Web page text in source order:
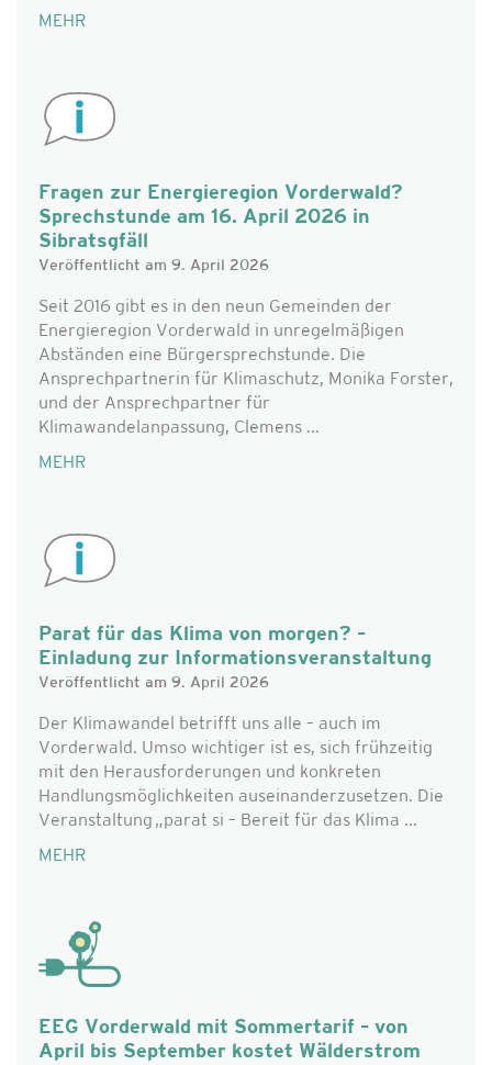
MEHR
Fragen zur Energieregion Vorderwald?
Sprechstunde am 16. April 2026 in
Sibratsgfäll
Veröffentlicht am 9. April 2026
Seit 2016 gibt es in den neun Gemeinden der
Energieregion Vorderwald in unregelmäßigen
Abständen eine Bürgersprechstunde. Die
Ansprechpartnerin für Klimaschutz, Monika Forster,
und der Ansprechpartner für
Klimawandelanpassung, Clemens ...
MEHR
Parat für das Klima von morgen? –
Einladung zur Informationsveranstaltung
Veröffentlicht am 9. April 2026
Der Klimawandel betrifft uns alle – auch im
Vorderwald. Umso wichtiger ist es, sich frühzeitig
mit den Herausforderungen und konkreten
Handlungsmöglichkeiten auseinanderzusetzen. Die
Veranstaltung „parat si – Bereit für das Klima ...
MEHR
EEG Vorderwald mit Sommertarif – von
April bis September kostet Wälderstrom